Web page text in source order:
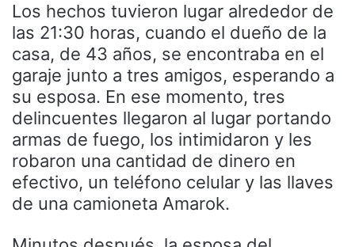
Los hechos tuvieron lugar alrededor de
las 21:30 horas, cuando el dueño de la
casa, de 43 años, se encontraba en el
garaje junto a tres amigos, esperando a
su esposa. En ese momento, tres
delincuentes llegaron al lugar portando
armas de fuego, los intimidaron y les
robaron una cantidad de dinero en
efectivo, un teléfono celular y las llaves
de una camioneta Amarok.